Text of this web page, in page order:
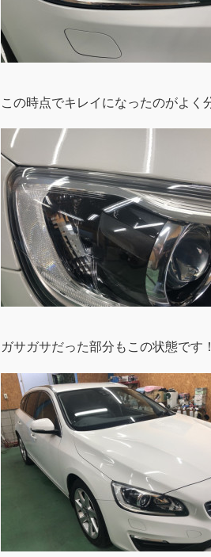
この時点でキレイになったのがよく
ガサガサだった部分もこの状態です！